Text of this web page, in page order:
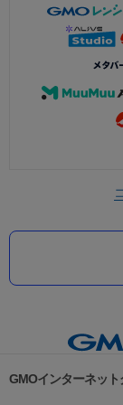
GMOインターネッ